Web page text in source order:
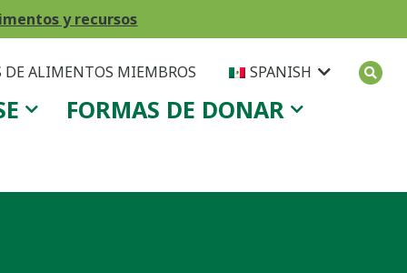
y recursos
DE ALIMENTOS MIEMBROS SPANISH
FORMAS DE DONAR